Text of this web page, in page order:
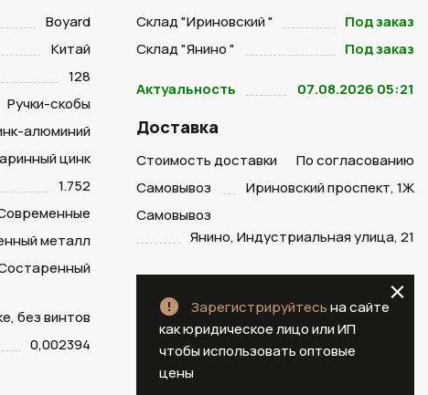
Boyard
Китай
128
Ручки-скобы
алюминий
цинк
1.752
металл
без винтов
0,002394
Склад "Ириновский "
Под заказ
Склад "Янино "
Под заказ
Актуальность 07.08.2026 05:21
Доставка
Стоимость доставки
По согласованию
Самовывоз
Ириновский проспект, 1Ж
Самовывоз
Янино, Индустриальная улица, 21
Зарегистрируйтесьна сайте
как юридическое лицо или ИП
чтобы использовать оптовые
цены